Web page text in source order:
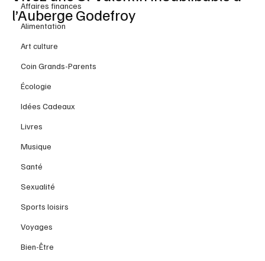
Affaires finances
Alimentation
Art culture
Coin Grands-Parents
Écologie
Idées Cadeaux
Livres
Musique
Santé
Sexualité
Sports loisirs
Voyages
Bien-Être
l’Auberge Godefroy